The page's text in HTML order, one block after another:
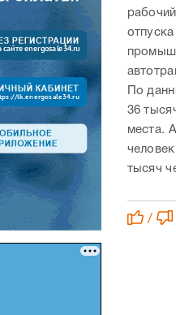
По
36
места.
тысяч
/